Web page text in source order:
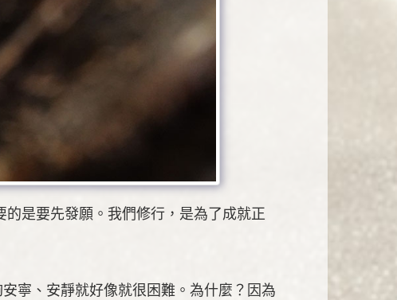
是要先發願。我們修行，是為了成就正
寧、安靜就好像就很困難。為什麼？因為